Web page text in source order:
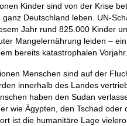
Kinder sind von der Krise
ganz Deutschland leben. UN-
Jahr rund 825.000 Kinder
Mangelernährung leiden –
bereits katastrophalen Vorjahr.
Menschen sind auf der
innerhalb des Landes
haben den Sudan
wie Ägypten, den Tschad oder
ist die humanitäre Lage